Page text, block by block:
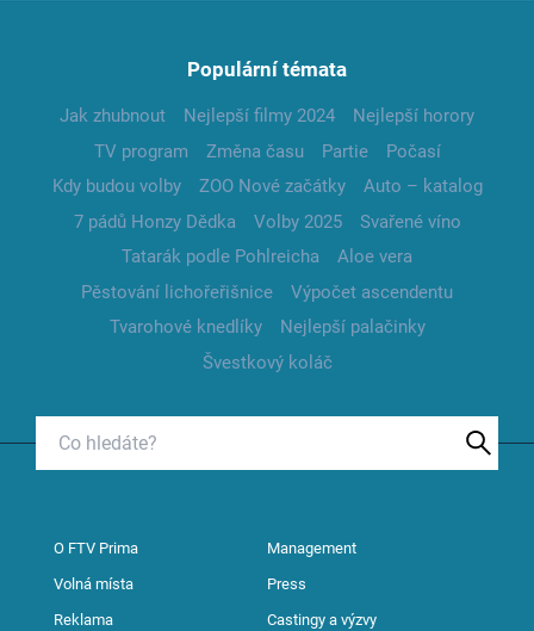
Populární témata
Jak zhubnout Nejlepší filmy 2024
Nejlepší horory
TV program
Změna času Partie
Počasí
Kdy budou volby
ZOO Nové začátky
Auto – katalog
7 pádů Honzy Dědka
Volby 2025
Svařené víno
Tatarák podle Pohlreicha
Aloe vera
Pěstování lichořeřišnice
Výpočet ascendentu
Tvarohové knedlíky
Nejlepší palačinky
Švestkový koláč
O FTV Prima Management
Volná místa Press
Reklama Castingy a výzvy